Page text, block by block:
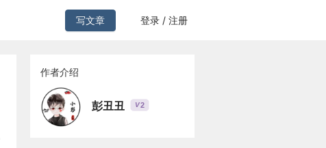
写文章 登录 / 注册
作者介绍
彭丑丑 V2